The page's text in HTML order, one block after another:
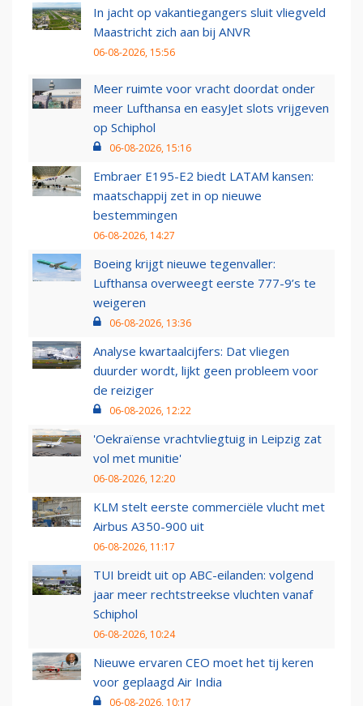
In jacht op vakantiegangers sluit vliegveld
Maastricht zich aan bij ANVR
06-08-2026, 15:56
Meer ruimte voor vracht doordat onder
meer Lufthansa en easyJet slots vrijgeven
op Schiphol
06-08-2026, 15:16
Embraer E195-E2 biedt LATAM kansen:
maatschappij zet in op nieuwe
bestemmingen
06-08-2026, 14:27
Boeing krijgt nieuwe tegenvaller:
Lufthansa overweegt eerste 777-9’s te
weigeren
06-08-2026, 13:36
Analyse kwartaalcijfers: Dat vliegen
duurder wordt, lijkt geen probleem voor
de reiziger
06-08-2026, 12:22
'Oekraïense vrachtvliegtuig in Leipzig zat
vol met munitie'
06-08-2026, 12:20
KLM stelt eerste commerciële vlucht met
Airbus A350-900 uit
06-08-2026, 11:17
TUI breidt uit op ABC-eilanden: volgend
jaar meer rechtstreekse vluchten vanaf
Schiphol
06-08-2026, 10:24
Nieuwe ervaren CEO moet het tij keren
voor geplaagd Air India
06-08-2026, 10:17